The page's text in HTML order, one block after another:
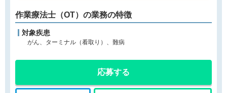
作業療法士（OT）の業務の特徴
対象疾患
がん、ターミナル（看取り）、難病
応募する